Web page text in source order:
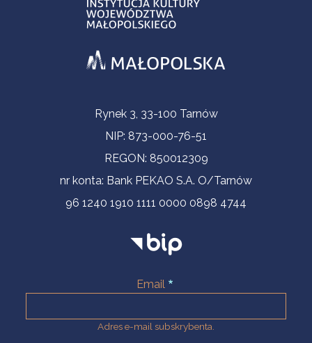
Informacje kontaktoweRynek 3, 33-100 Tarnów
NIP: 873-000-76-51
REGON: 850012309
nr konta: Bank PEKAO S.A. O/Tarnów
96 1240 1910 1111 0000 0898 4744
Email
Adres e-mail subskrybenta.